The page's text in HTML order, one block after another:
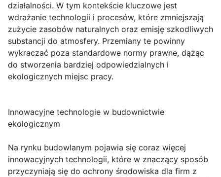
działalności. W tym kontekście kluczowe jest
wdrażanie technologii i procesów, które zmniejszają
zużycie zasobów naturalnych oraz emisję szkodliwych
substancji do atmosfery. Przemiany te powinny
wykraczać poza standardowe normy prawne, dążąc
do stworzenia bardziej odpowiedzialnych i
ekologicznych miejsc pracy.
Innowacyjne technologie w budownictwie
ekologicznym
Na rynku budowlanym pojawia się coraz więcej
innowacyjnych technologii, które w znaczący sposób
przyczyniają się do ochrony środowiska dla firm z